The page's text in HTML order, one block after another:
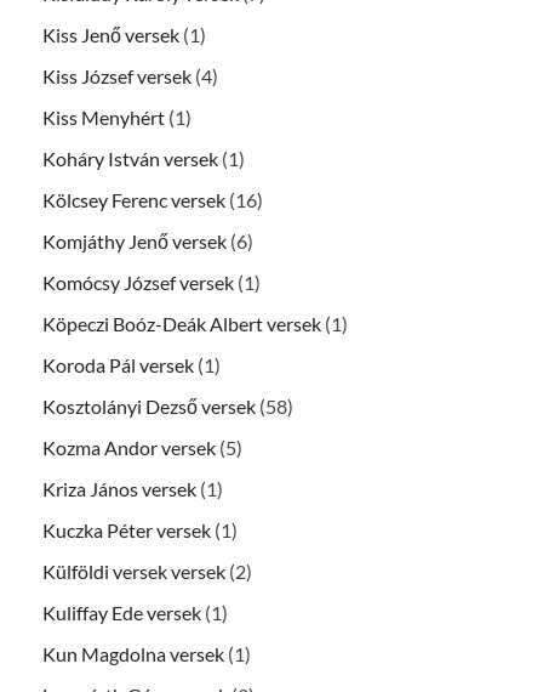
Kiss Jenő versek (1)
Kiss József versek (4)
Kiss Menyhért (1)
Koháry István versek (1)
Kölcsey Ferenc versek (16)
Komjáthy Jenő versek (6)
Komócsy József versek (1)
Köpeczi Boóz-Deák Albert versek (1)
Koroda Pál versek (1)
Kosztolányi Dezső versek (58)
Kozma Andor versek (5)
Kriza János versek (1)
Kuczka Péter versek (1)
Külföldi versek versek (2)
Kuliffay Ede versek (1)
Kun Magdolna versek (1)